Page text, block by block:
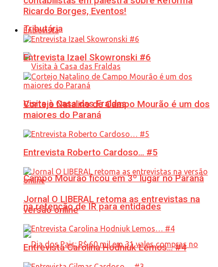
Tributária
Visita à Casa das Fraldas
Campo Mourão ficou em 3º lugar no Paraná
na retenção de IR para entidades
Ricardo Borges, Eventos!
Entrevista
Entrevista Izael Skowronski #6
Cortejo Natalino de Campo Mourão é um dos
maiores do Paraná
Entrevista Roberto Cardoso… #5
Jornal O LIBERAL retoma as entrevistas na
versão online
Entrevista Carolina Hodniuk Lemos… #4